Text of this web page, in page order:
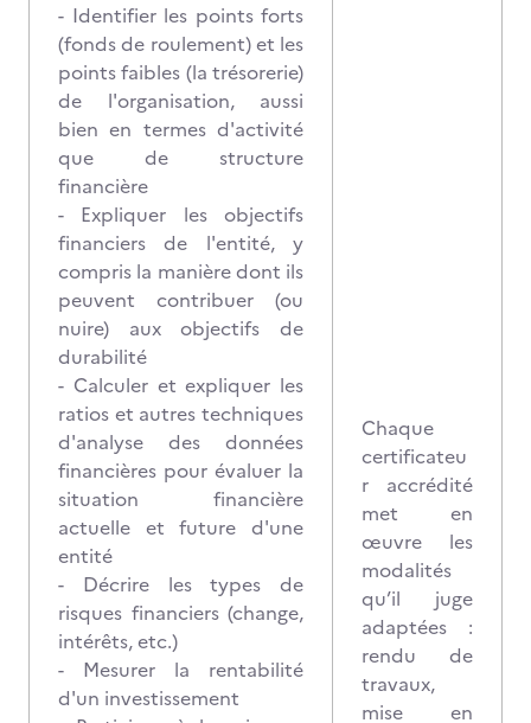
- Identifier les points forts
(fonds de roulement) et les
points faibles (la trésorerie)
de l'organisation, aussi
bien en termes d'activité
que de structure
financière
- Expliquer les objectifs
financiers de l'entité, y
compris la manière dont ils
peuvent contribuer (ou
nuire) aux objectifs de
durabilité
- Calculer et expliquer les
ratios et autres techniques
d'analyse des données
financières pour évaluer la
situation financière
actuelle et future d'une
entité
- Décrire les types de
risques financiers (change,
intérêts, etc.)
- Mesurer la rentabilité
d'un investissement
Chaque
certificateu
r accrédité
met en
œuvre les
modalités
qu’il juge
adaptées :
rendu de
travaux,
mise en